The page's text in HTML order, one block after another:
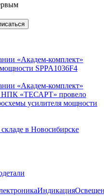
«Академ-комплект»
SPPA1036F4
«Академ-комплект»
НПК «ТЕСАРТ» провело
усилителя мощности
в Новосибирске
Индикация